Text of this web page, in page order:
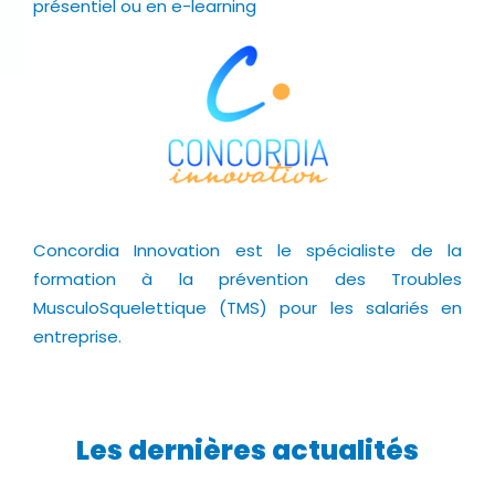
présentiel ou en e-learning
Concordia Innovation est le spécialiste de la
formation à la prévention des Troubles
MusculoSquelettique (TMS) pour les salariés en
entreprise.
Les dernières actualités